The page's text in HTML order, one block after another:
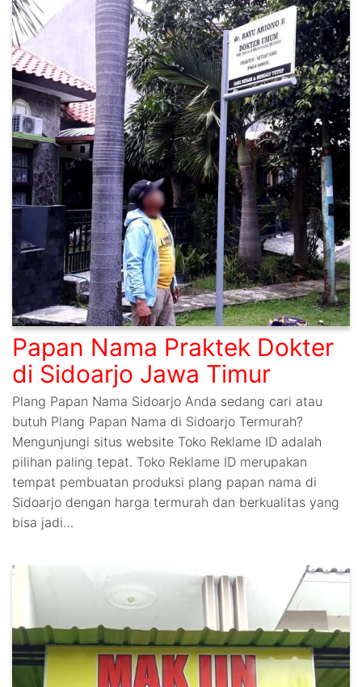
Papan Nama Praktek Dokter
di Sidoarjo Jawa Timur
Plang Papan Nama Sidoarjo Anda sedang cari atau
butuh Plang Papan Nama di Sidoarjo Termurah?
Mengunjungi situs website Toko Reklame ID adalah
pilihan paling tepat. Toko Reklame ID merupakan
tempat pembuatan produksi plang papan nama di
Sidoarjo dengan harga termurah dan berkualitas yang
bisa jadi…